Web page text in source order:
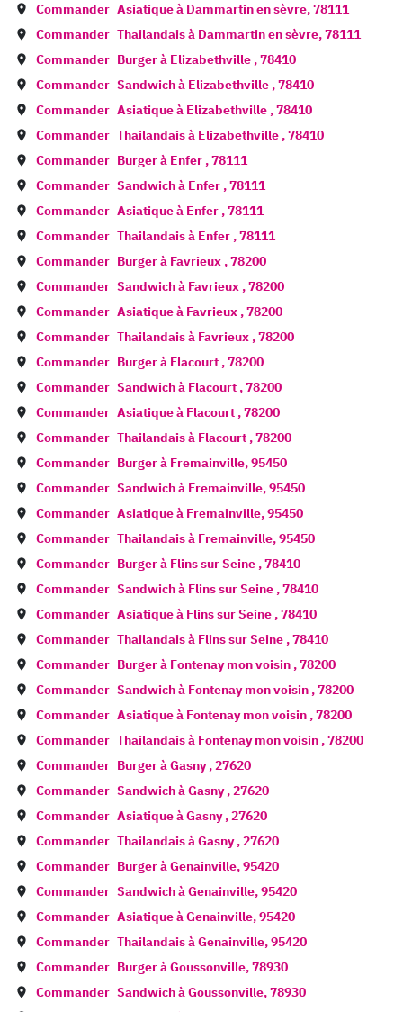
Commander Asiatique à Dammartin en sèvre,78111
Commander Thailandais à Dammartin en sèvre,78111
Commander Burger à Elizabethville ,78410
Commander Sandwich à Elizabethville ,78410
Commander Asiatique à Elizabethville ,78410
Commander Thailandais à Elizabethville ,78410
Commander Burger à Enfer ,78111
Commander Sandwich à Enfer ,78111
Commander Asiatique à Enfer ,78111
Commander Thailandais à Enfer ,78111
Commander Burger à Favrieux ,78200
Commander Sandwich à Favrieux ,78200
Commander Asiatique à Favrieux ,78200
Commander Thailandais à Favrieux ,78200
Commander Burger à Flacourt ,78200
Commander Sandwich à Flacourt ,78200
Commander Asiatique à Flacourt ,78200
Commander Thailandais à Flacourt ,78200
Commander Burger à Fremainville,95450
Commander Sandwich à Fremainville,95450
Commander Asiatique à Fremainville,95450
Commander Thailandais à Fremainville,95450
Commander Burger à Flins sur Seine ,78410
Commander Sandwich à Flins sur Seine ,78410
Commander Asiatique à Flins sur Seine ,78410
Commander Thailandais à Flins sur Seine ,78410
Commander Burger à Fontenay mon voisin ,78200
Commander Sandwich à Fontenay mon voisin ,78200
Commander Asiatique à Fontenay mon voisin ,78200
Commander Thailandais à Fontenay mon voisin ,78200
Commander Burger àGasny,27620
Commander Sandwich àGasny,27620
Commander Asiatique àGasny,27620
Commander Thailandais àGasny,27620
Commander Burger àGenainville,95420
Commander Sandwich àGenainville,95420
Commander Asiatique àGenainville,95420
Commander Thailandais àGenainville,95420
Commander Burger àGoussonville,78930
Commander Sandwich àGoussonville,78930